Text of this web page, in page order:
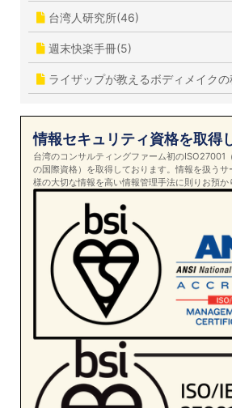
台湾人研究所(46)
週末快楽手冊(5)
ライザップが教えるボディメイク
情報セキュリティ資格を取得
台湾のコンサルティングファーム初のISO27001
の国際資格）を取得しております。情報を扱う
様の大切な情報を高い情報管理手法に則りお預か